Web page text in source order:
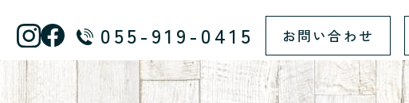
055-919-0415 お問い合わせ